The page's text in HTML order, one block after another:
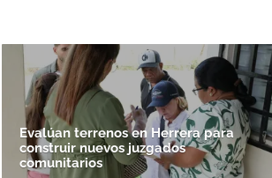
Evalúan terrenos en Herrera para
construir nuevos juzgados
comunitarios